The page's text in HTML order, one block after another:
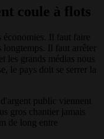
coule à flots
économies. Il faut faire
Il faut arrêter
les grands médias nous
le pays doit se serrer la
public viennent
gros chantier jamais
de long entre